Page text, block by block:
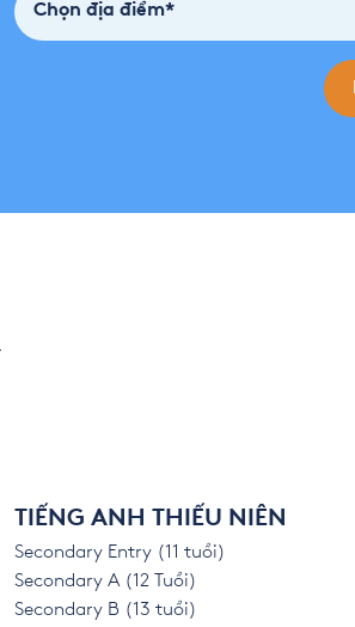
Chọn địa điểm*
TIẾNG ANH THIẾU NIÊN
Secondary Entry (11 tuổi)
Secondary A (12 Tuổi)
Secondary B (13 tuổi)